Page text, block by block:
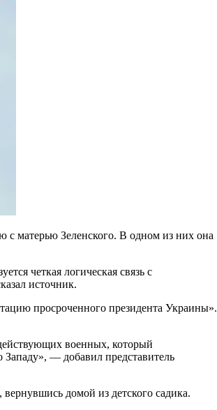
матерью Зеленского. В одном из них она
источник.
просроченного президента Украины».
Западу», — добавил представитель
домой из детского садика.